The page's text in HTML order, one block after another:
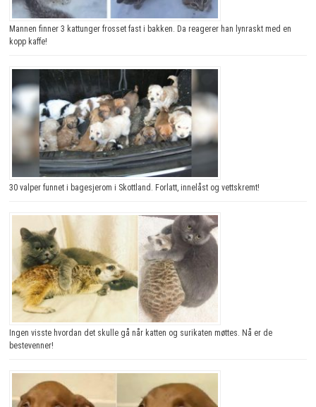
Mannen finner 3 kattunger frosset fast i bakken. Da reagerer han lynraskt med en
kopp kaffe!
30 valper funnet i bagesjerom i Skottland. Forlatt, innelåst og vettskremt!
Ingen visste hvordan det skulle gå når katten og surikaten møttes. Nå er de
bestevenner!